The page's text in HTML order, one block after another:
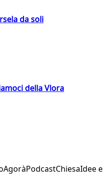
da soli
della Vlora
AgoràPodcastChiesaIdee e